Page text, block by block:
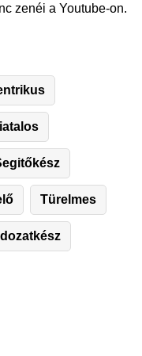
zenéi a Youtube-on.
Türelmes